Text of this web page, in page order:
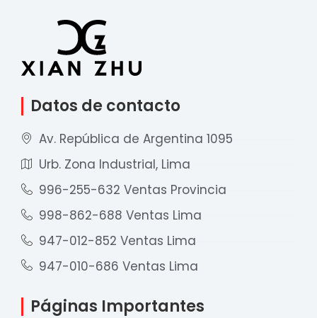
Datos de contacto
Av. República de Argentina 1095
Urb. Zona Industrial, Lima
996-255-632 Ventas Provincia
998-862-688 Ventas Lima
947-012-852 Ventas Lima
947-010-686 Ventas Lima
Páginas Importantes